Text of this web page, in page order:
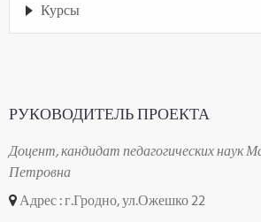
Курсы
РУКОВОДИТЕЛЬ ПРОЕКТА
Доцент, кандидат педагогических наук
Петровна
Адрес : г.Гродно, ул.Ожешко 22